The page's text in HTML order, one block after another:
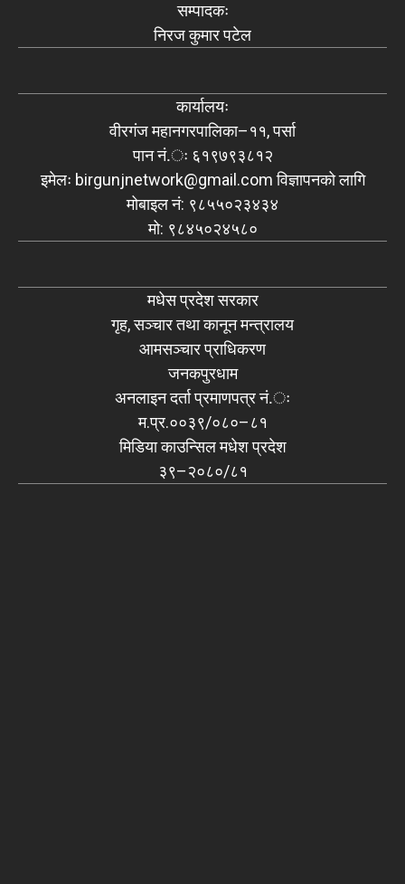
सम्पादकः
निरज कुमार पटेल
कार्यालयः
वीरगंज महानगरपालिका–११, पर्सा
पान नं.ः ६१९७९३८१२
इमेलः birgunjnetwork@gmail.comविज्ञापनको लागि
मोबाइल नं: ९८५५०२३४३४
मो: ९८४५०२४५८०
मधेस प्रदेश सरकार
गृह, सञ्चार तथा कानून मन्त्रालय
आमसञ्चार प्राधिकरण
जनकपुरधाम
अनलाइन दर्ता प्रमाणपत्र नं.ः
म.प्र.००३९/०८०–८१
मिडिया काउन्सिल मधेश प्रदेश
३९–२०८०/८१